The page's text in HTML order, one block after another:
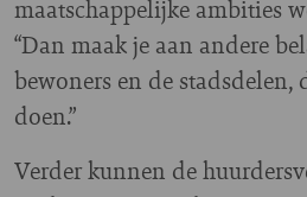
maatschappelijke ambities
“Dan maak je aan andere
bewoners en de
doen.”
Verder kunnen de